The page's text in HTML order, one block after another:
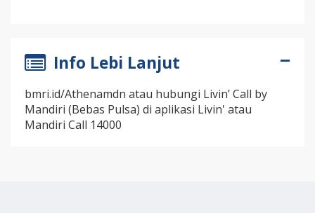
Info Lebi Lanjut
bmri.id/Athenamdn atau hubungi Livin’ Call by
Mandiri (Bebas Pulsa) di aplikasi Livin' atau
Mandiri Call 14000